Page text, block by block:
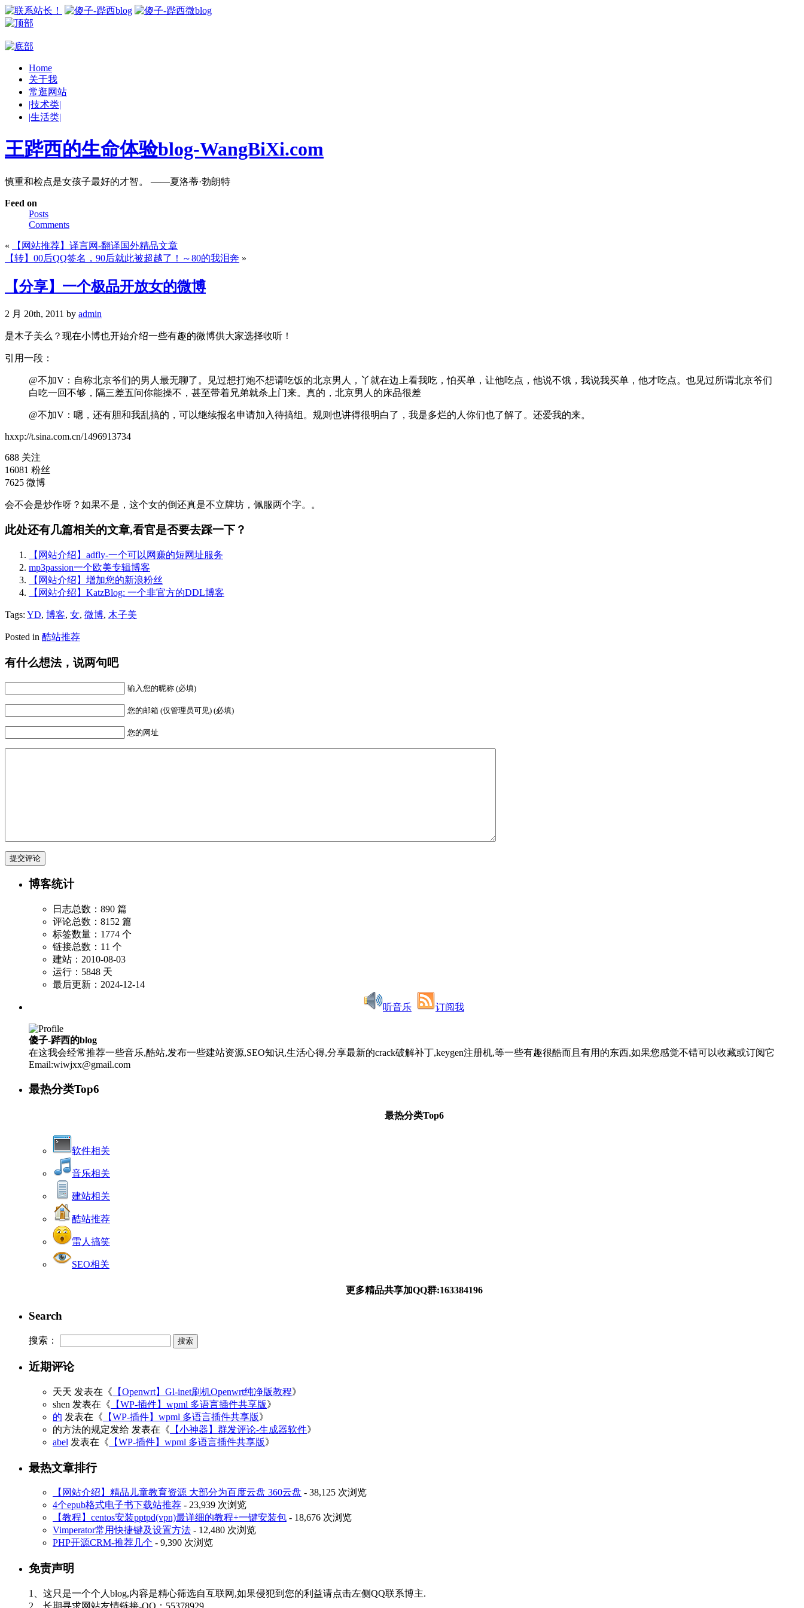
Home
关于我
常逛网站
|技术类|
|生活类|
王跸西的生命体验blog-WangBiXi.com
慎重和检点是女孩子最好的才智。 ——夏洛蒂·勃朗特
Feed on
Posts
Comments
«
【网站推荐】译言网-翻译国外精品文章
【转】00后QQ签名，90后就此被超越了！～80的我泪奔 »
【分享】一个极品开放女的微博
2 月 20th, 2011 by admin
是木子美么？现在小博也开始介绍一些有趣的微博供大家选择收听！
引用一段：
@不加V：自称北京爷们的男人最无聊了。见过想打炮不想请吃饭的北京男人，丫就在边上看我吃，怕买单，让他吃点，他说不饿，我说我买单，他才吃点。也见过所谓北京爷们
白吃一回不够，隔三差五问你能操不，甚至带着兄弟就杀上门来。真的，北京男人的床品很差
@不加V：嗯，还有胆和我乱搞的，可以继续报名申请加入待搞组。规则也讲得很明白了，我是多烂的人你们也了解了。还爱我的来。
hxxp://t.sina.com.cn/1496913734
688 关注
16081 粉丝
7625 微博
会不会是炒作呀？如果不是，这个女的倒还真是不立牌坊，佩服两个字。。
此处还有几篇相关的文章,看官是否要去踩一下？
【网站介绍】adfly-一个可以网赚的短网址服务
mp3passion一个欧美专辑博客
【网站介绍】增加您的新浪粉丝
【网站介绍】KatzBlog: 一个非官方的DDL博客
Tags: YD, 博客, 女, 微博, 木子美
Posted in 酷站推荐
有什么想法，说两句吧
输入您的昵称 (必填)
您的邮箱 (仅管理员可见) (必填)
您的网址
博客统计
日志总数：890 篇
评论总数：8152 篇
标签数量：1774 个
链接总数：11 个
建站：2010-08-03
运行：5848 天
最后更新：2024-12-14
听音乐 订阅我
傻子-跸西的blog
在这我会经常推荐一些音乐,酷站,发布一些建站资源,SEO知识,生活心得,分享最新的crack破解补丁,keygen注册机,等一些有趣很酷而且有用的东西,如果您感觉不错可以收藏或订阅它
Email:wiwjxx@gmail.com
最热分类Top6
最热分类Top6
软件相关
音乐相关
建站相关
酷站推荐
雷人搞笑
SEO相关
更多精品共享加QQ群:163384196
Search
搜索：
近期评论
天天 发表在《 【Openwrt】Gl-inet刷机Openwrt纯净版教程》
shen 发表在《 【WP-插件】wpml 多语言插件共享版》
的 发表在《 【WP-插件】wpml 多语言插件共享版》
的方法的规定发给 发表在《 【小神器】群发评论-生成器软件》
abel 发表在《 【WP-插件】wpml 多语言插件共享版》
最热文章排行
【网站介绍】精品儿童教育资源 大部分为百度云盘 360云盘 - 38,125 次浏览
4个epub格式电子书下载站推荐 - 23,939 次浏览
【教程】centos安装pptpd(vpn)最详细的教程+一键安装包 - 18,676 次浏览
Vimperator常用快捷键及设置方法 - 12,480 次浏览
PHP开源CRM-推荐几个 - 9,390 次浏览
免责声明
1、这只是一个个人blog,内容是精心筛选自互联网,如果侵犯到您的利益请点击左侧QQ联系博主.
2、长期寻求网站友情链接-QQ：55378929